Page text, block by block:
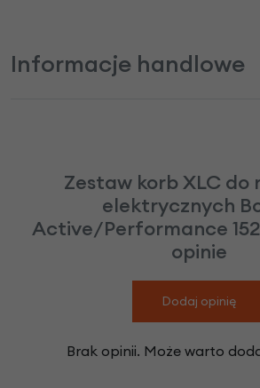
Informacje handlowe
Zestaw korb XLC do
elektrycznych
Active/Performance
opinie
Dodaj opinię
Brak opinii. Może warto